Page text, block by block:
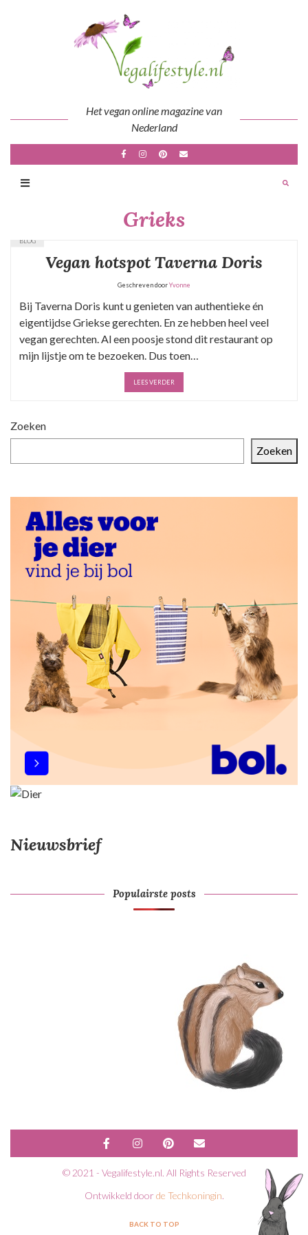
Het vegan online magazine van
Nederland
Grieks
BLOG
Vegan hotspot Taverna Doris
Geschreven doorYvonne
Bij Taverna Doris kunt u genieten van authentieke én
eigentijdse Griekse gerechten. En ze hebben heel veel
vegan gerechten. Al een poosje stond dit restaurant op
mijn lijstje om te bezoeken. Dus toen…
LEES VERDER
Zoeken
Zoeken
Nieuwsbrief
Populairste posts
© 2021 - Vegalifestyle.nl. All Rights Reserved
Ontwikkeld door de Techkoningin.
BACK TO TOP